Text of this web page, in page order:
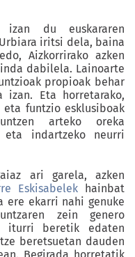
du euskararen
iritsi dela, baina
Aizkorrirako azken
dabilela. Lainoarte
propioak behar
izan. Eta horretarako,
eta funtzio esklusiboak
arteko oreka
eta indartzeko neurri
ari garela, azken
Eskisabelek hainbat
ekarri nahi genuke
zein genero
iturri beretik edaten
beretsuetan dauden